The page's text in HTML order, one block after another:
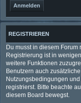
REGISTRIEREN
Du musst in diesem
Registrierung ist in
weitere Funktionen
Benutzern auch
Nutzungsbedingungen
registrierst. Bitte beachte
diesem Board bewegst.